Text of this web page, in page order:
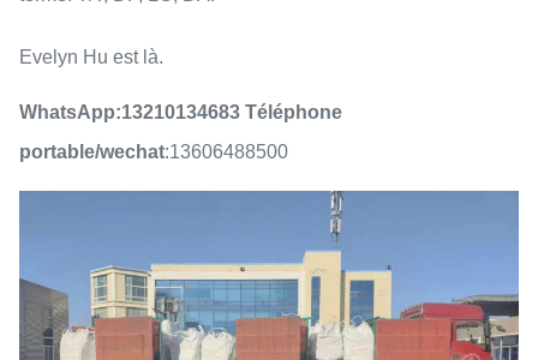
Evelyn Hu est là.
WhatsApp:13210134683 Téléphone
portable/wechat:13606488500